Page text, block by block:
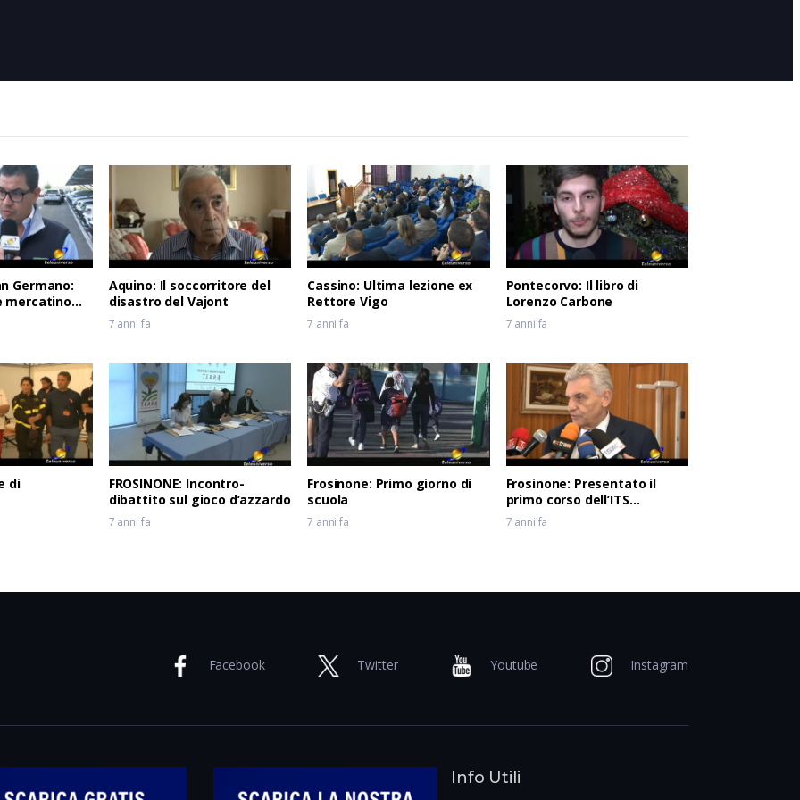
di scavi archeologici, che durerà un anno, dell’antico “Castrum”
Germano:
mercatino
Aquino: Il soccorritore del
disastro del Vajont
7 anni fa
Cassino: Ultima lezione ex
Rettore Vigo
7 anni fa
Pontecorvo: Il libro di
Lorenzo Carbone
7 anni fa
di
FROSINONE: Incontro-
dibattito sul gioco d’azzardo
7 anni fa
Frosinone: Primo giorno di
scuola
7 anni fa
Frosinone: Presentato il
primo corso dell’ITS
Meccatronico del Lazio
7 anni fa
Facebook Twitter Youtube Instagram
Info Utili